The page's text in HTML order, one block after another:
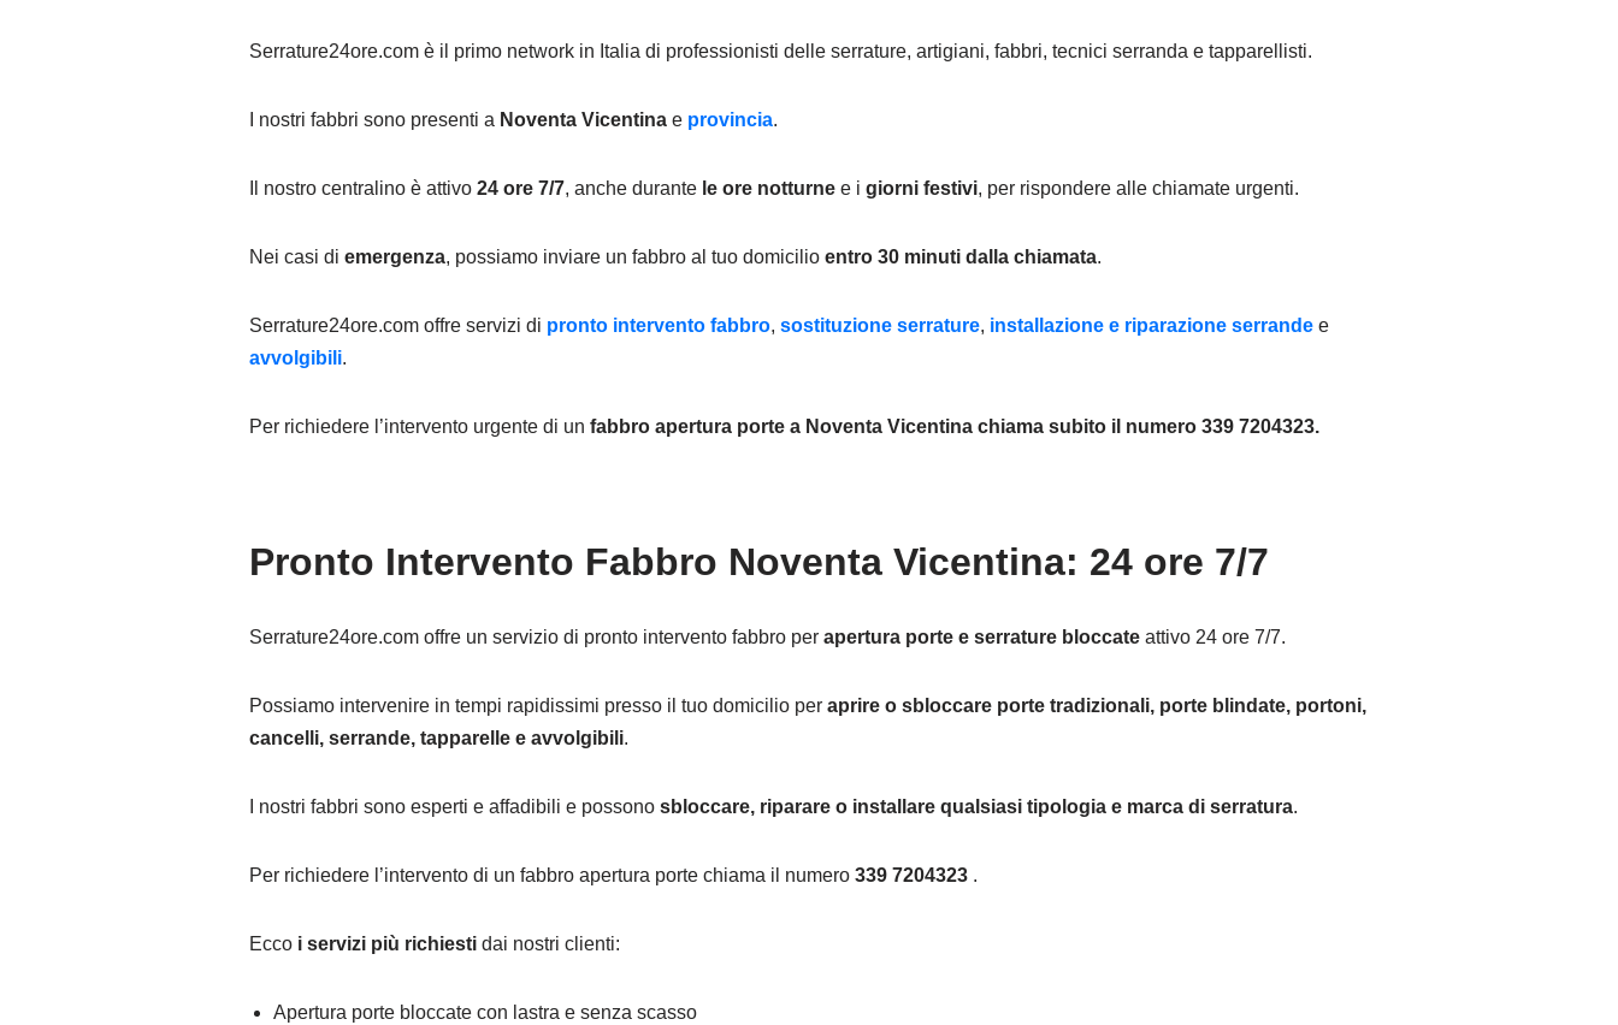
Serrature24ore.com è il primo network in Italia di professionisti delle serrature, artigiani, fabbri, tecnici serranda e tapparellisti.
I nostri fabbri sono presenti a Noventa Vicentina e provincia.
Il nostro centralino è attivo 24 ore 7/7, anche durante le ore notturne e i giorni festivi, per rispondere alle chiamate urgenti.
Nei casi di emergenza, possiamo inviare un fabbro al tuo domicilio entro 30 minuti dalla chiamata.
Serrature24ore.com offre servizi di pronto intervento fabbro, sostituzione serrature, installazione e riparazione serrande e
avvolgibili.
Per richiedere l’intervento urgente di un fabbro apertura porte a Noventa Vicentina chiama subito il numero 339 7204323.
Pronto Intervento Fabbro Noventa Vicentina: 24 ore 7/7
Serrature24ore.com offre un servizio di pronto intervento fabbro per apertura porte e serrature bloccate attivo 24 ore 7/7.
Possiamo intervenire in tempi rapidissimi presso il tuo domicilio per aprire o sbloccare porte tradizionali, porte blindate, portoni,
cancelli, serrande, tapparelle e avvolgibili.
I nostri fabbri sono esperti e affadibili e possono sbloccare, riparare o installare qualsiasi tipologia e marca di serratura.
Per richiedere l’intervento di un fabbro apertura porte chiama il numero 339 7204323 .
Ecco i servizi più richiesti dai nostri clienti:
Apertura porte bloccate con lastra e senza scasso